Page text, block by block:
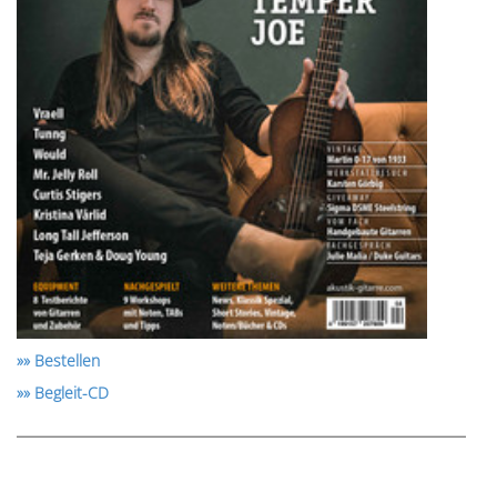
»» Bestellen
»» Begleit-CD